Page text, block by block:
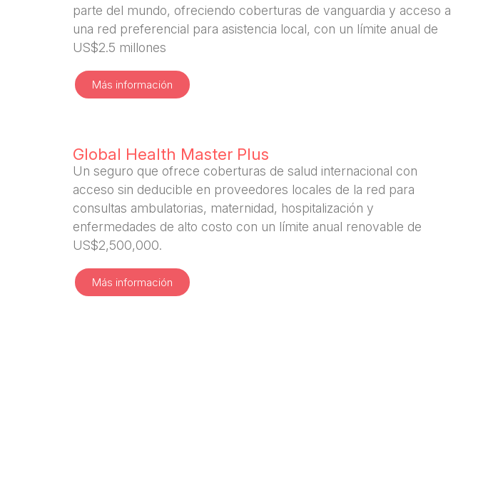
parte del mundo, ofreciendo coberturas de vanguardia y acceso a
una red preferencial para asistencia local, con un límite anual de
US$2.5 millones
Más información
Global Health Master Plus
Un seguro que ofrece coberturas de salud internacional con
acceso sin deducible en proveedores locales de la red para
consultas ambulatorias, maternidad, hospitalización y
enfermedades de alto costo con un límite anual renovable de
US$2,500,000.
Más información